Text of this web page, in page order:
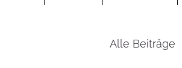
Alle Beiträge